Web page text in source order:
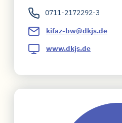
0711-2172292-3
kifaz-bw@dkjs.de
www.dkjs.de